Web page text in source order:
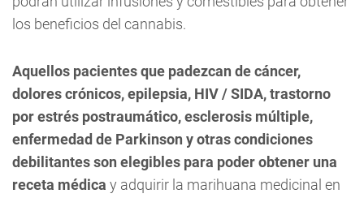
los beneficios del cannabis.
Aquellos pacientes que padezcan de cáncer,
dolores crónicos, epilepsia, HIV / SIDA, trastorno
por estrés postraumático, esclerosis múltiple,
enfermedad de Parkinson y otras condiciones
debilitantes son elegibles para poder obtener una
receta médica y adquirir la marihuana medicinal en